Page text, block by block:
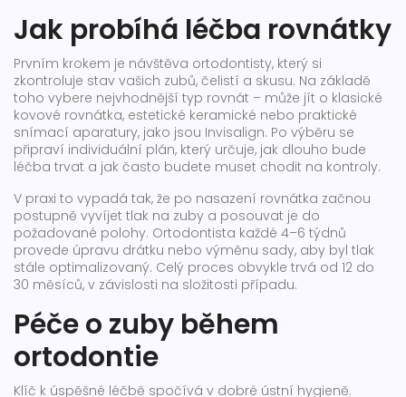
Jak probíhá léčba rovnátky
Prvním krokem je návštěva ortodontisty, který si
zkontroluje stav vašich zubů, čelistí a skusu. Na základě
toho vybere nejvhodnější typ rovnát – může jít o klasické
kovové rovnátka, estetické keramické nebo praktické
snímací aparatury, jako jsou Invisalign. Po výběru se
připraví individuální plán, který určuje, jak dlouho bude
léčba trvat a jak často budete muset chodit na kontroly.
V praxi to vypadá tak, že po nasazení rovnátka začnou
postupně vyvíjet tlak na zuby a posouvat je do
požadované polohy. Ortodontista každé 4–6 týdnů
provede úpravu drátku nebo výměnu sady, aby byl tlak
stále optimalizovaný. Celý proces obvykle trvá od 12 do
30 měsíců, v závislosti na složitosti případu.
Péče o zuby během
ortodontie
Klíč k úspěšné léčbě spočívá v dobré ústní hygieně.